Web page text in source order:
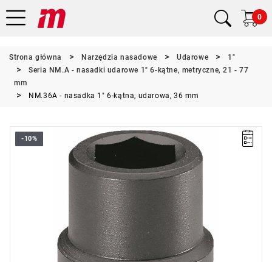
0
Strona główna Narzędzia nasadowe Udarowe
1"
Seria NM.A - nasadki udarowe 1" 6-kątne, metryczne, 21 - 77
mm
NM.36A - nasadka 1" 6-kątna, udarowa, 36 mm
-10%